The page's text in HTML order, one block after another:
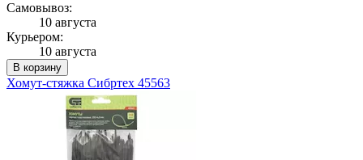
Самовывоз:
10 августа
Курьером:
10 августа
В корзину
Хомут-стяжка Сибртех 45563